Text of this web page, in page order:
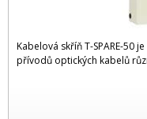
Kabelová skříň T-SPARE-50
přívodů optických kabelů